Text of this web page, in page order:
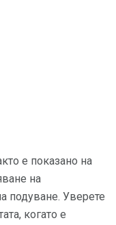
е показано на
на
подуване. Уверете
когато е